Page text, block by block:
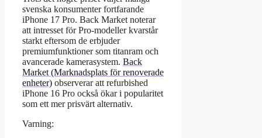
svenska konsumenter fortfarande
iPhone 17 Pro. Back Market noterar
att intresset för Pro-modeller kvarstår
starkt eftersom de erbjuder
premiumfunktioner som titanram och
avancerade kamerasystem. Back
Market (Marknadsplats för renoverade
enheter) observerar att refurbished
iPhone 16 Pro också ökar i popularitet
som ett mer prisvärt alternativ.
Varning: